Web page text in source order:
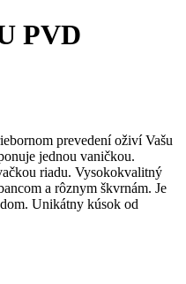
PVD
prevedení oživí Vašu
jednou vaničkou.
riadu. Vysokokvalitný
a rôznym škvrnám. Je
Unikátny kúsok od